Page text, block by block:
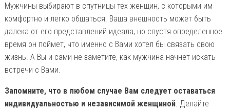
Мужчины выбирают в спутницы тех женщин, с которыми им
комфортно и легко общаться. Ваша внешность может быть
далека от его представлений идеала, но спустя определенное
время он поймет, что именно с Вами хотел бы связать свою
жизнь. А Вы и сами не заметите, как мужчина начнет искать
встречи с Вами.
Запомните, что в любом случае Вам следует оставаться
индивидуальностью и независимой женщиной. Делайте